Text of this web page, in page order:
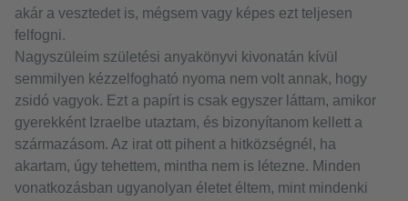
akár a vesztedet is, mégsem vagy képes ezt teljesen
felfogni.
Nagyszüleim születési anyakönyvi kivonatán kívül
semmilyen kézzelfogható nyoma nem volt annak, hogy
zsidó vagyok. Ezt a papírt is csak egyszer láttam, amikor
gyerekként Izraelbe utaztam, és bizonyítanom kellett a
származásom. Az irat ott pihent a hitközségnél, ha
akartam, úgy tehettem, mintha nem is létezne. Minden
vonatkozásban ugyanolyan életet éltem, mint mindenki